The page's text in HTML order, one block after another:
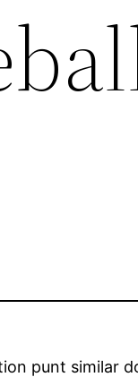
punt similar